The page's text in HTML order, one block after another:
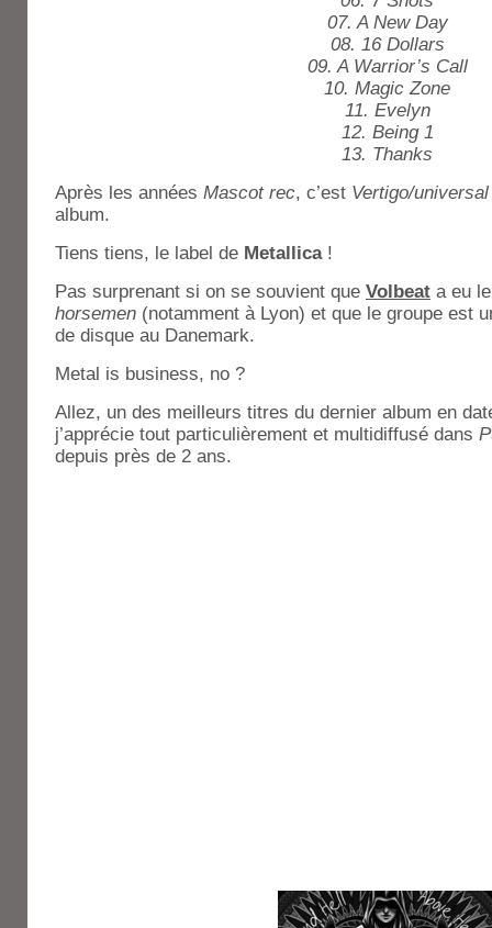
07. A New Day
08. 16 Dollars
09. A Warrior’s Call
10. Magic Zone
11. Evelyn
12. Being 1
13. Thanks
Après les années Mascot rec, c’est Vertigo/universal
album.
Tiens tiens, le label de Metallica!
Pas surprenant si on se souvient que Volbeat a eu
horsemen (notamment à Lyon) et que le groupe est
de disque au Danemark.
Metal is business, no ?
Allez, un des meilleurs titres du dernier album en
j’apprécie tout particulièrement et multidiffusé dans
depuis près de 2 ans.